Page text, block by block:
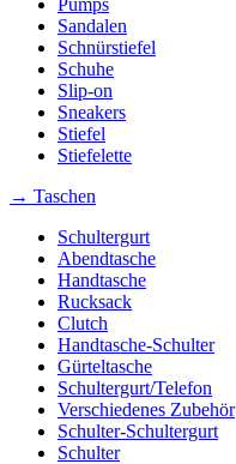
Pumps
Sandalen
Schnürstiefel
Schuhe
Slip-on
Sneakers
Stiefel
Stiefelette
→ Taschen
Schultergurt
Abendtasche
Handtasche
Rucksack
Clutch
Handtasche-Schulter
Gürteltasche
Schultergurt/Telefon
Verschiedenes Zubehör
Schulter-Schultergurt
Schulter